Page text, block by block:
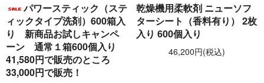
パワースティック（ステ
ィックタイプ洗剤）600箱入
り 新商品お試しキャンペ
ーン 通常１箱600個入り
41,580円で販売のところ
33,000円で販売！
乾燥機用柔軟剤 ニューソフ
ターシート（香料有り） 2枚
入り 600個入り
46,200円(税込)